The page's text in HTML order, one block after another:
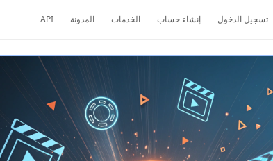
تسجيل الدخول إنشاء حساب الخدمات المدونة API